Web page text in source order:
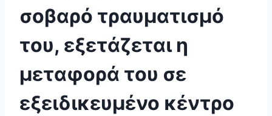
σοβαρό τραυματισμό
του, εξετάζεται η
μεταφορά του σε
εξειδικευμένο κέντρο